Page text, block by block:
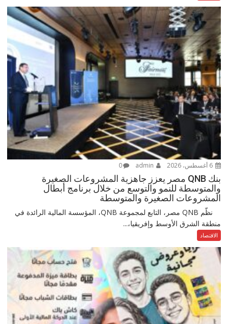
6 أغسطس، 2026 0
بنك QNB مصر يعزز جاهزية المشروعات الصغيرة
والمتوسطة للنمو والتوسع من خلال برنامج أبطال
المشروعات الصغيرة والمتوسطة
نظّم QNB مصر، التابع لمجموعة QNB، المؤسسة المالية الرائدة في
منطقة الشرق الأوسط وإفريقيا،...
الاقتصاد